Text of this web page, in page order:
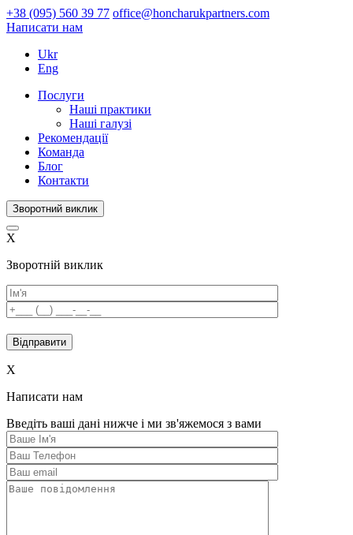
+38 (095) 560 39 77 office@honcharukpartners.com
Написати нам
Ukr
Eng
Послуги
Наші практики
Наші галузі
Рекомендації
Команда
Блог
Контакти
Зворотний виклик
X
Зворотній виклик
leave
this
field
X
Написати нам
Введіть ваші дані нижче і ми зв'яжемося з вами